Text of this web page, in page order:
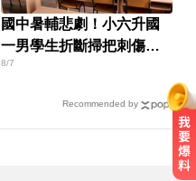
國中暑輔悲劇！小六升國
一男學生折斷掃把刺傷女
師 右眼恐失明
8/7
Recommended by